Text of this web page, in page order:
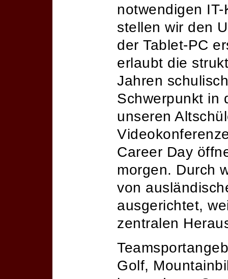
notwendigen
stellen wir den
der Tablet-PC
erlaubt die
Jahren
Schwerpunkt in
unseren
Career Day
morgen. Durch
von
ausgerichtet,
zentralen
Golf,